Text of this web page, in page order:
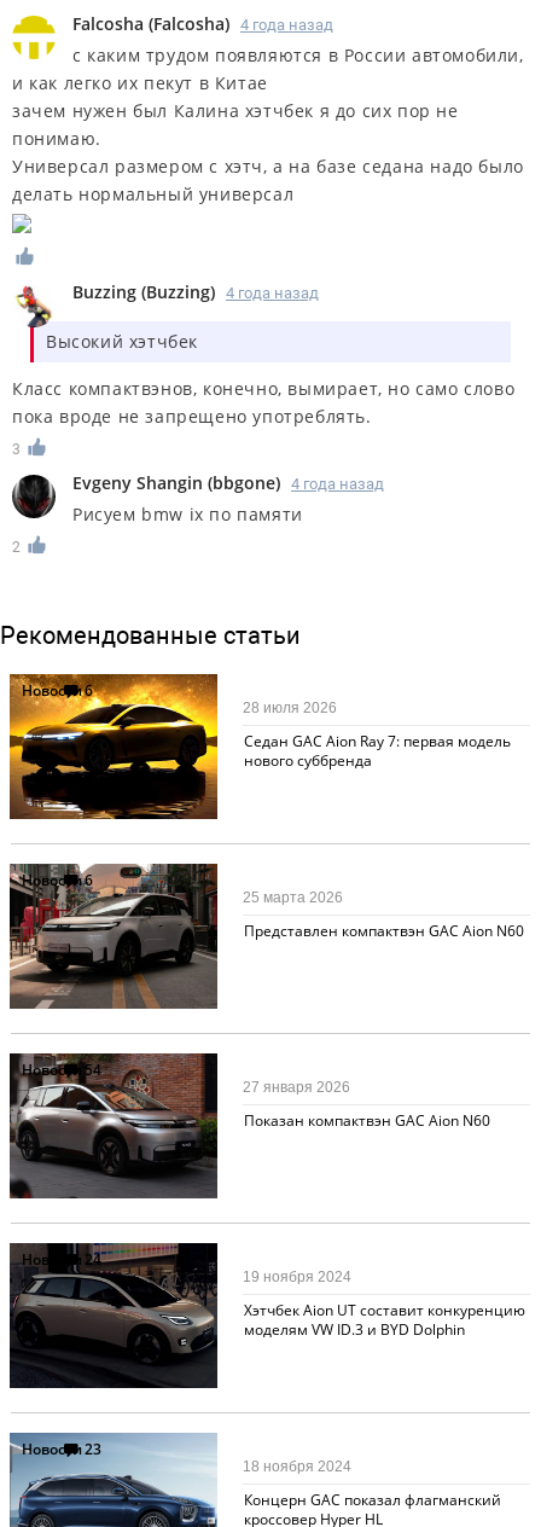
Falcosha (Falcosha) 4 года назад
с каким трудом появляются в России автомобили,
и как легко их пекут в Китае
зачем нужен был Калина хэтчбек я до сих пор не
понимаю.
Универсал размером с хэтч, а на базе седана надо было
делать нормальный универсал
Buzzing (Buzzing) 4 года назад
Высокий хэтчбек
Класс компактвэнов, конечно, вымирает, но само слово
пока вроде не запрещено употреблять.
3
Evgeny Shangin (bbgone) 4 года назад
Рисуем bmw ix по памяти
2
Рекомендованные статьи
Новости6
Седан GAC Aion Ray 7: первая модель
нового суббренда
28 июля 2026
Новости6
Представлен компактвэн GAC Aion N60
25 марта 2026
Новости 54
Показан компактвэн GAC Aion N60
27 января 2026
Новости 24
Хэтчбек Aion UT составит конкуренцию
моделям VW ID.3 и BYD Dolphin
19 ноября 2024
Новости23
Концерн GAC показал флагманский
кроссовер Hyper HL
18 ноября 2024